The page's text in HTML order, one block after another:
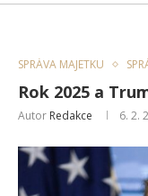
SPRÁVA MAJETKU
Rok 2025 a
Autor Redakce 6. 2.